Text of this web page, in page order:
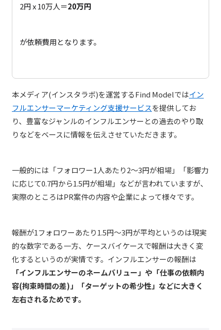
2円 x 10万人＝20万円
が依頼費用となります。
本メディア(インスタラボ)を運営するFind Modelではイン
フルエンサーマーケティング支援サービスを提供してお
り、豊富なジャンルのインフルエンサーとの過去のやり取
りなどをベースに情報を伝えさせていただきます。
一般的には「フォロワー1人あたり2～3円が相場」「影響力
に応じて0.7円から1.5円が相場」などが言われていますが、
実際のところはPR案件の内容や企業によって様々です。
報酬が1フォロワーあたり1.5円～3円が平均というのは現実
的な数字である一方、ケースバイケースで報酬は大きく変
化するというのが実情です。インフルエンサーの報酬は
「インフルエンサーのネームバリュー」や「仕事の依頼内
容(拘束時間の差)」「ターゲットの希少性」などに大きく
左右されるためです。